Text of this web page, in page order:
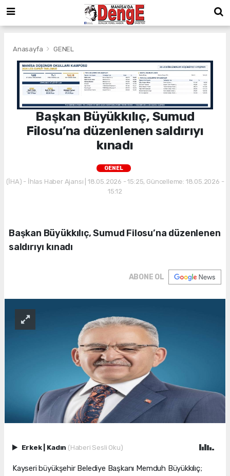
Anasayfa GENEL
Başkan Büyükkılıç, Sumud
Filosu’na düzenlenen saldırıyı
kınadı
GENEL
(İHA) - İhlas Haber Ajansı | 18.05.2026 - 15:25, Güncelleme: 18.05.2026 -
15:12
Başkan Büyükkılıç, Sumud Filosu’na düzenlenen
saldırıyı kınadı
ABONE OL
Erkek Kadın (Haberi Sesli Oku)
Kayseri büyükşehir Belediye Başkanı Memduh Büyükkılıç;